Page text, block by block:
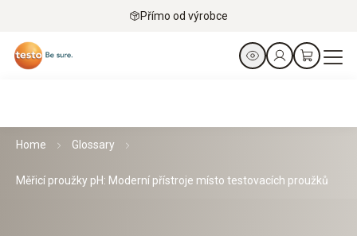
Přímo od výrobce
Home Glossary
Měřicí proužky pH: Moderní přístroje místo testovacích proužků